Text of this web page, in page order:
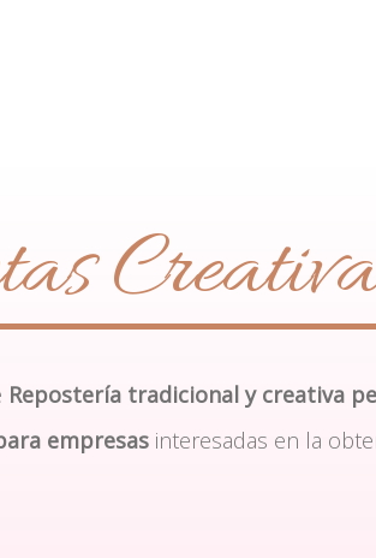
Repostería tradicional y creativa
empresas interesadas en la